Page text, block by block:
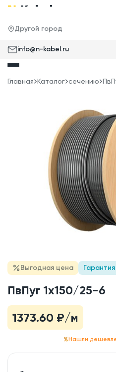
Другой город
info@n-kabel.ru
Главная Каталог сечению
Выгодная цена
ПвПуг 1x150/25-6
1373.60 ₽/м
Нашли